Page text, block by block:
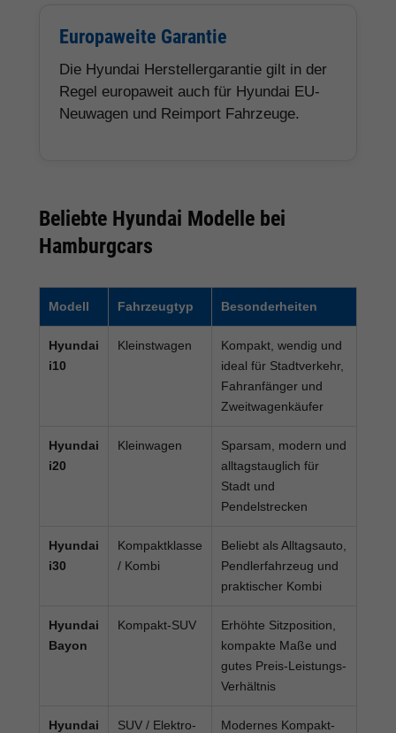
Europaweite Garantie
Die Hyundai Herstellergarantie gilt in der
Regel europaweit auch für Hyundai EU-
Neuwagen und Reimport Fahrzeuge.
Beliebte Hyundai Modelle bei
Hamburgcars
Modell Fahrzeugtyp Besonderheiten
Hyundai
i10
Kleinstwagen
Kompakt, wendig und
ideal für Stadtverkehr,
Fahranfänger und
Zweitwagenkäufer
Hyundai
i20
Kleinwagen
Sparsam, modern und
alltagstauglich für
Stadt und
Pendelstrecken
Hyundai
i30
Kompaktklasse
/ Kombi
Beliebt als Alltagsauto,
Pendlerfahrzeug und
praktischer Kombi
Hyundai
Bayon
Kompakt-SUV
Erhöhte Sitzposition,
kompakte Maße und
gutes Preis-Leistungs-
Verhältnis
Hyundai
SUV / Elektro-
Modernes Kompakt-